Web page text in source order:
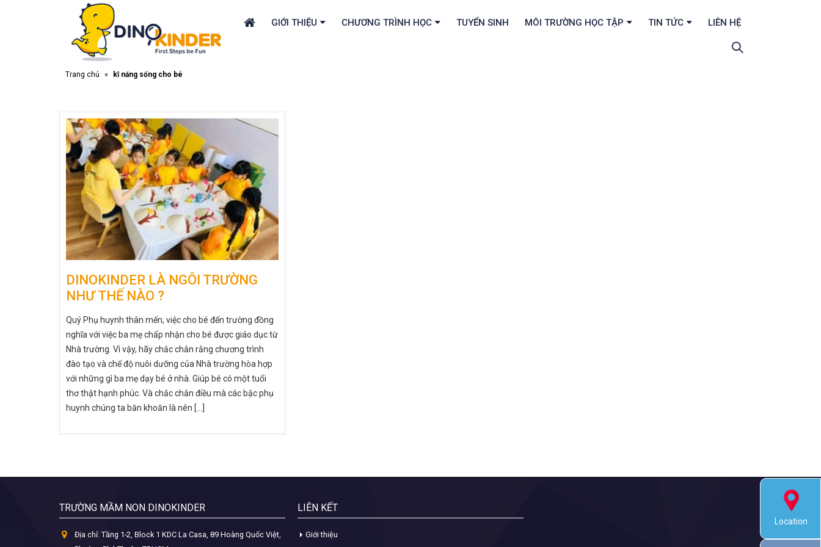
GIỚI THIỆU CHƯƠNG TRÌNH HỌC TUYỂN SINH MÔI TRƯỜNG HỌC TẬP TIN TỨC LIÊN HỆ
Trang chủ » kĩ năng sống cho bé
DINOKINDER LÀ NGÔI TRƯỜNG
NHƯ THẾ NÀO ?
Quý Phụ huynh thân mến, việc cho bé đến trường đồng
nghĩa với việc ba mẹ chấp nhận cho bé được giáo dục từ
Nhà trường. Vì vậy, hãy chắc chắn rằng chương trình
đào tạo và chế độ nuôi dưỡng của Nhà trường hòa hợp
với những gì ba mẹ dạy bé ở nhà. Giúp bé có một tuổi
thơ thật hạnh phúc. Và chắc chắn điều mà các bậc phụ
huynh chúng ta băn khoăn là nên [...]
TRƯỜNG MẦM NON DINOKINDER
Địa chỉ: Tầng 1-2, Block 1 KDC La Casa, 89 Hoàng Quốc Việt,
LIÊN KẾT
Giới thiệu
Location